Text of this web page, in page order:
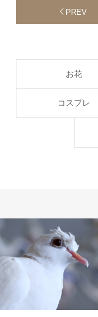
PREV
お花
コスプレ